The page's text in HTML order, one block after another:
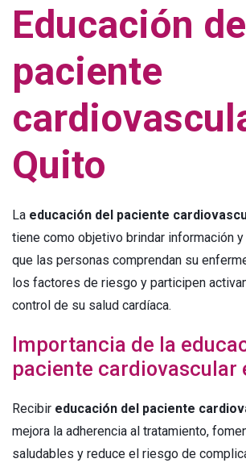
Educación
paciente
Quito
La educación del paciente
tiene como objetivo brindar información
que las personas comprendan su
los factores de riesgo y participen
control de su salud cardíaca.
Importancia de la
paciente cardiovascular
Recibir educación del paciente
mejora la adherencia al tratamiento,
saludables y reduce el riesgo de